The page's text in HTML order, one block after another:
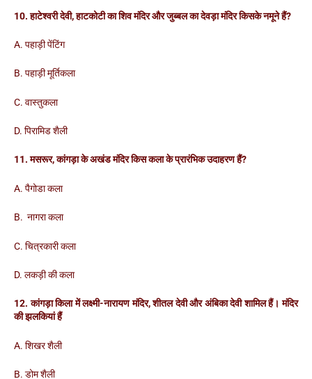
10. हाटेश्वरी देवी, हाटकोटी का शिव मंदिर और जुब्बल का देवड़ा मंदिर किसके नमूने हैं?
A. पहाड़ी पेंटिंग
B. पहाड़ी मूर्तिकला
C. वास्तुकला
D. पिरामिड शैली
11. मसरूर, कांगड़ा के अखंड मंदिर किस कला के प्रारंभिक उदाहरण हैं?
A. पैगोडा कला
B. नागरा कला
C. चित्रकारी कला
D. लकड़ी की कला
12. कांगड़ा किला में लक्ष्मी-नारायण मंदिर, शीतल देवी और अंबिका देवी शामिल हैं। मंदिर
की झलकियां हैं
A. शिखर शैली
B. डोम शैली